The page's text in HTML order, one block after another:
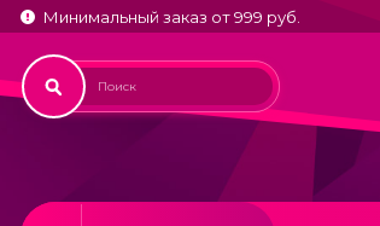
Минимальный заказ от 999 руб.